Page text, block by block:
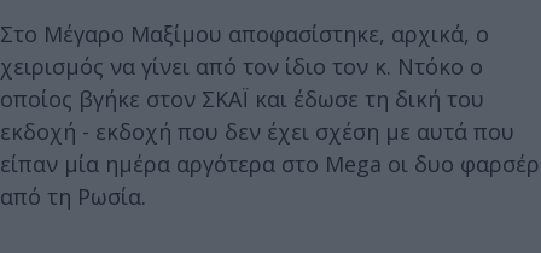
Στο Μέγαρο Μαξίμου αποφασίστηκε, αρχικά, ο
χειρισμός να γίνει από τον ίδιο τον κ. Ντόκο ο
οποίος βγήκε στον ΣΚΑΪ και έδωσε τη δική του
εκδοχή - εκδοχή που δεν έχει σχέση με αυτά που
είπαν μία ημέρα αργότερα στο Mega οι δυο φαρσέρ
από τη Ρωσία.